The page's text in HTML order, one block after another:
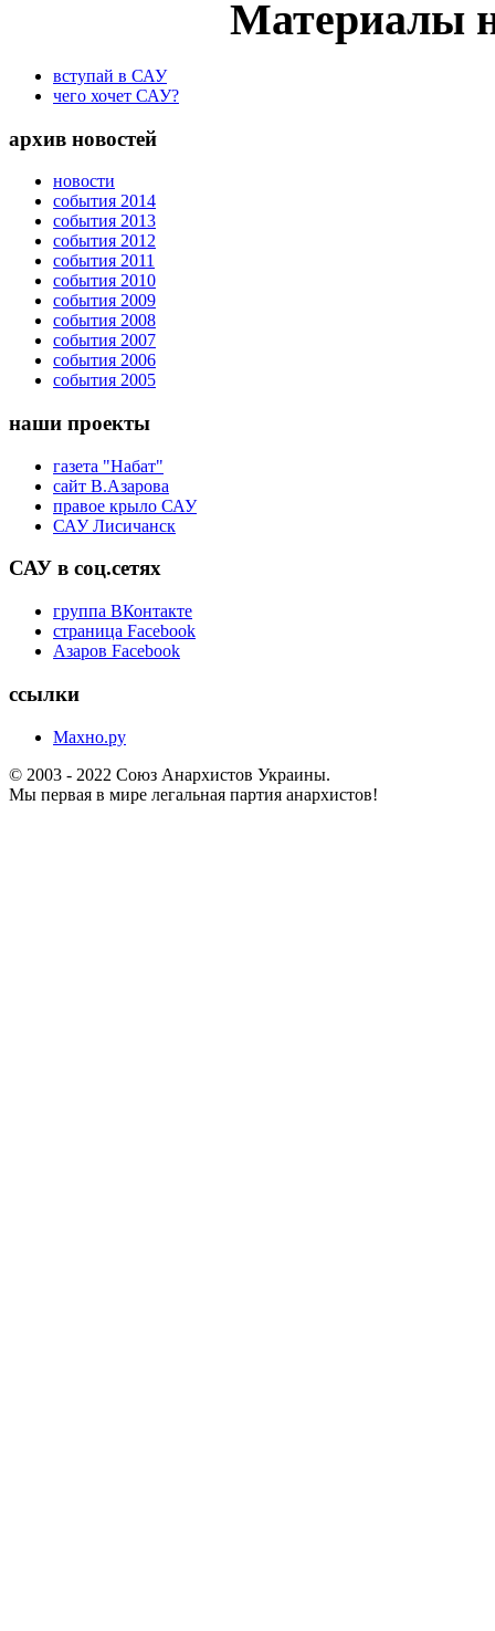
Материалы
вступай в САУ
чего хочет САУ?
архив новостей
новости
события 2014
события 2013
события 2012
события 2011
события 2010
события 2009
события 2008
события 2007
события 2006
события 2005
наши проекты
газета "Набат"
сайт В.Азарова
правое крыло САУ
САУ Лисичанск
САУ в соц.сетях
группа ВКонтакте
страница Facebook
Азаров Facebook
ссылки
Махно.ру
© 2003 - 2022 Союз Анархистов Украины.
Мы первая в мире легальная партия анархистов!